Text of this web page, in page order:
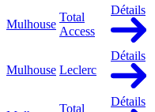
Mulhouse
Total
Access
Détails
Mulhouse Leclerc
Détails
Total
Détails